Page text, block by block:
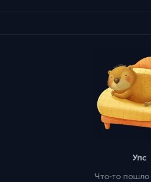
Упс
Что-то пошло